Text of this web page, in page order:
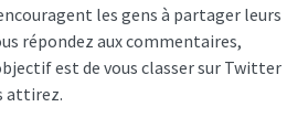
les gens à partager leurs
répondez aux commentaires,
est de vous classer sur Twitter
attirez.